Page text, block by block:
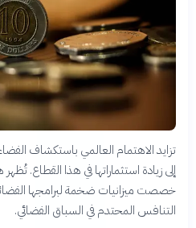
تزايد الاهتمام العالمي باستكشاف
إلى زيادة استثماراتها في هذا القطاع. تُظهر
التنافس المحتدم في السباق الفضائي.